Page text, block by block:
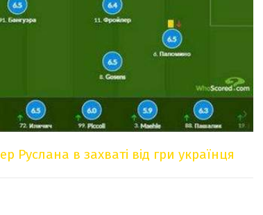
Руслана в захваті від гри українця